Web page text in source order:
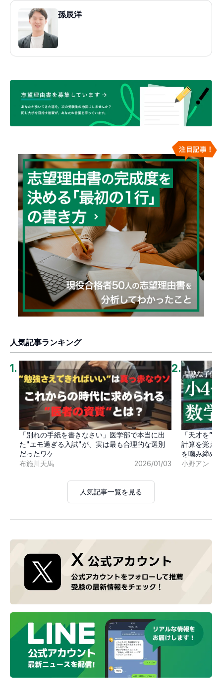
孫辰洋
人気記事ランキング
1.
「別れの手紙を書きなさい」医学部で本当に出
た"エモ過ぎる入試"が、実は最も合理的な選別
だったワケ
布施川天馬
2026/01/03
2.
「天才を”
計算を覚え
を噛み締め
小野アン
人気記事一覧を見る